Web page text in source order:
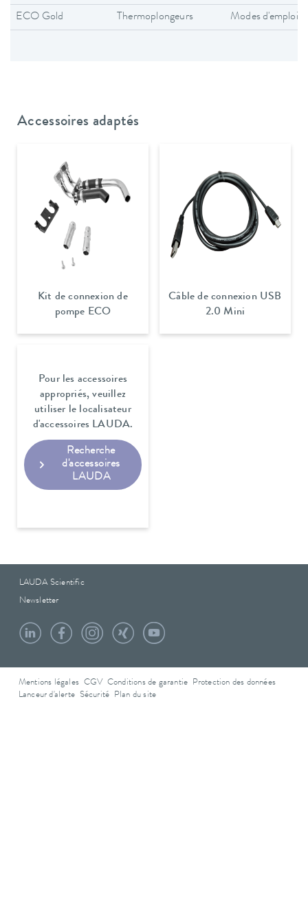
ECO Gold Thermoplongeurs Modes d'emploi
Accessoires adaptés
Kit de connexion de
pompe ECO
Câble de connexion USB
2.0 Mini
Pour les accessoires
appropriés, veuillez
utiliser le localisateur
d'accessoires LAUDA.
Recherche
d'accessoires
LAUDA
LAUDA Scientific
Newsletter
Mentions légales CGV Conditions de garantie
Protection des données
Lanceur d'alerte Sécurité Plan du site